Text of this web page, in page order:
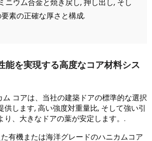
ニウム合金と焼き戻し, 押し出し, そし
素の正確な厚さと構成.
能を実現する高度なコア材料シス
コアは、当社の建築ドアの標準的な選択
供します, 高い強度対重量比, そして強い引
り、大きなドアの葉が安定します。.
有機または海洋グレードのハニカムコア